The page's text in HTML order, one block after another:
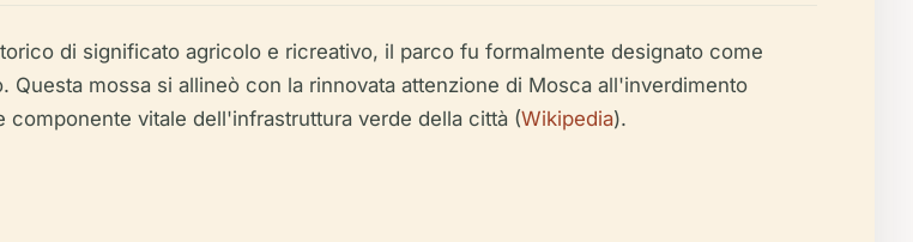
di significato agricolo e ricreativo, il parco fu formalmente designato come
mossa si allineò con la rinnovata attenzione di Mosca all'inverdimento
vitale dell'infrastruttura verde della città (Wikipedia).